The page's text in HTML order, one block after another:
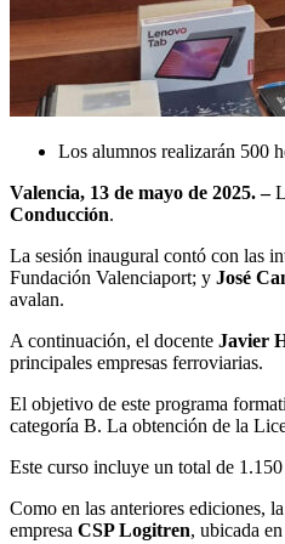
Los alumnos realizarán 500
Valencia, 13 de mayo de 2025. –
Conducción.
La sesión inaugural contó con las
Fundación Valenciaport; y José
avalan.
A continuación, el docente Javier
principales empresas ferroviarias.
El objetivo de este programa
categoría B. La obtención de la
Este curso incluye un total de
Como en las anteriores ediciones,
empresa CSP Logitren, ubicada